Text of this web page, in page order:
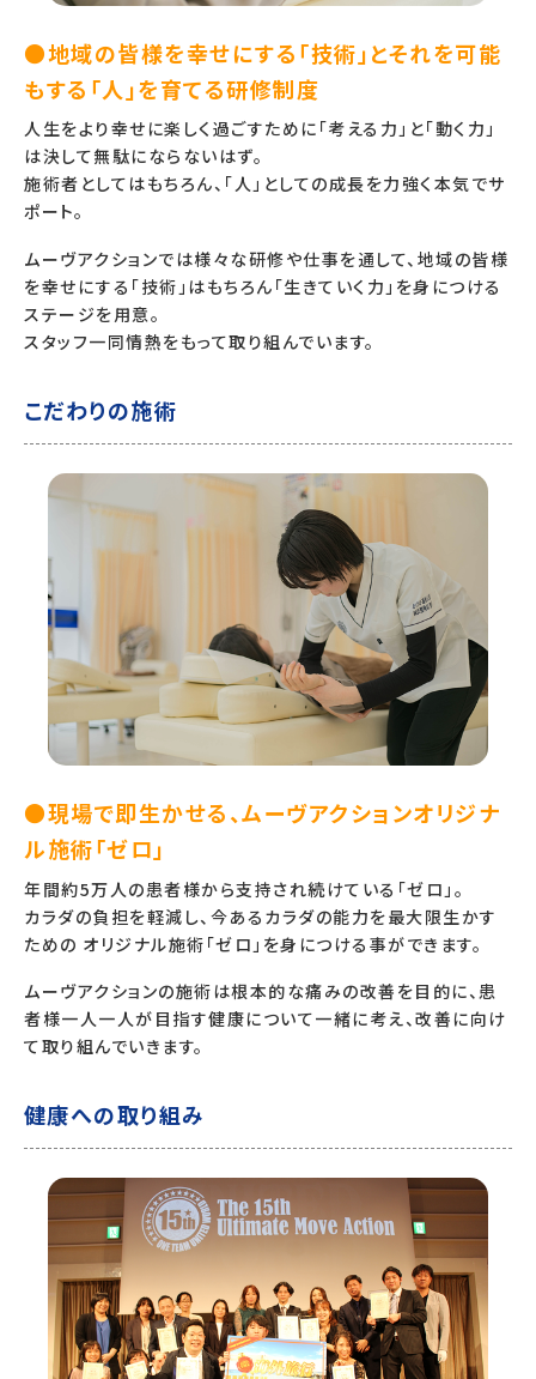
●地域の皆様を幸せにする「技術」とそれを可能
もする「人」を育てる研修制度
人生をより幸せに楽しく過ごすために「考える力」と「動く力」
は決して無駄にならないはず。
施術者としてはもちろん、「人」としての成長を力強く本気でサ
ポート。
ムーヴアクションでは様々な研修や仕事を通して、地域の皆様
を幸せにする「技術」はもちろん「生きていく力」を身につける
ステージを用意。
スタッフ一同情熱をもって取り組んでいます。
こだわりの施術
●現場で即生かせる、ムーヴアクションオリジナ
ル施術「ゼロ」
年間約5万人の患者様から支持され続けている「ゼロ」。
カラダの負担を軽減し、今あるカラダの能力を最大限生かす
ための オリジナル施術「ゼロ」を身につける事ができます。
ムーヴアクションの施術は根本的な痛みの改善を目的に、患
者様一人一人が目指す健康について一緒に考え、改善に向け
て取り組んでいきます。
健康への取り組み